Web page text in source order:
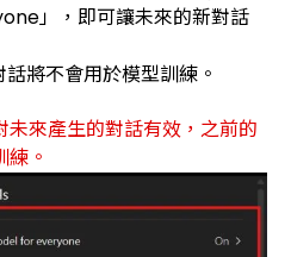
」，即可讓未來的新對話
將不會用於模型訓練。
來產生的對話有效，之前的
。